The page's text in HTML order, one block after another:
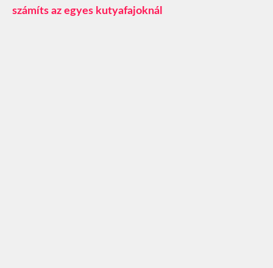
számíts az egyes kutyafajoknál